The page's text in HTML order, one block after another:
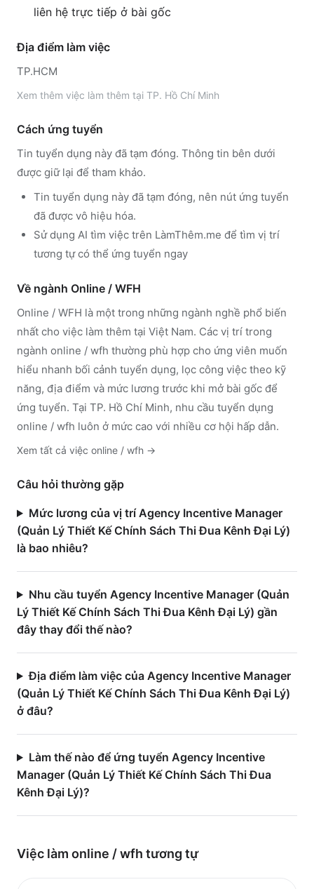
liên hệ trực tiếp ở bài gốc
Địa điểm làm việc
TP.HCM
Xem thêm việc làm thêm tại TP. Hồ Chí Minh
Cách ứng tuyển
Tin tuyển dụng này đã tạm đóng. Thông tin bên dưới
được giữ lại để tham khảo.
Tin tuyển dụng này đã tạm đóng, nên nút ứng tuyển
đã được vô hiệu hóa.
Sử dụng AI tìm việc trên LàmThêm.me để tìm vị trí
tương tự có thể ứng tuyển ngay
Về ngành Online / WFH
Online / WFH là một trong những ngành nghề phổ biến
nhất cho việc làm thêm tại Việt Nam. Các vị trí trong
ngành online / wfh thường phù hợp cho ứng viên muốn
hiểu nhanh bối cảnh tuyển dụng, lọc công việc theo kỹ
năng, địa điểm và mức lương trước khi mở bài gốc để
ứng tuyển. Tại TP. Hồ Chí Minh, nhu cầu tuyển dụng
online / wfh luôn ở mức cao với nhiều cơ hội hấp dẫn.
Xem tất cả việc online / wfh →
Câu hỏi thường gặp
Mức lương của vị trí Agency Incentive Manager
(Quản Lý Thiết Kế Chính Sách Thi Đua Kênh Đại Lý)
là bao nhiêu?
Nhu cầu tuyển Agency Incentive Manager (Quản
Lý Thiết Kế Chính Sách Thi Đua Kênh Đại Lý) gần
đây thay đổi thế nào?
Địa điểm làm việc của Agency Incentive Manager
(Quản Lý Thiết Kế Chính Sách Thi Đua Kênh Đại Lý)
ở đâu?
Làm thế nào để ứng tuyển Agency Incentive
Manager (Quản Lý Thiết Kế Chính Sách Thi Đua
Kênh Đại Lý)?
Việc làm online / wfh tương tự